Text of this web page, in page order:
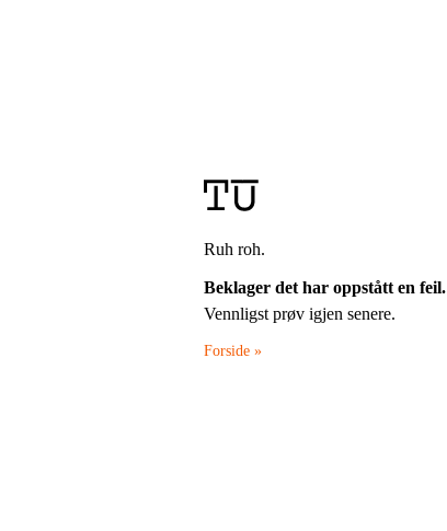
Ruh roh.
Beklager det har oppstått en feil.
Vennligst prøv igjen senere.
Forside »